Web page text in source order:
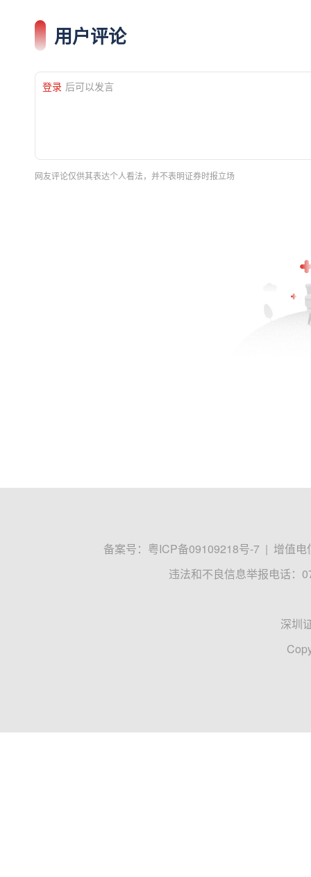
用户评论
登录 后可以发言
网友评论仅供其表达个人看法，并不表明证券时报立场
备案号： 粤ICP备09109218号-7 | 增值电
违法和不良信息举报电话：
深圳